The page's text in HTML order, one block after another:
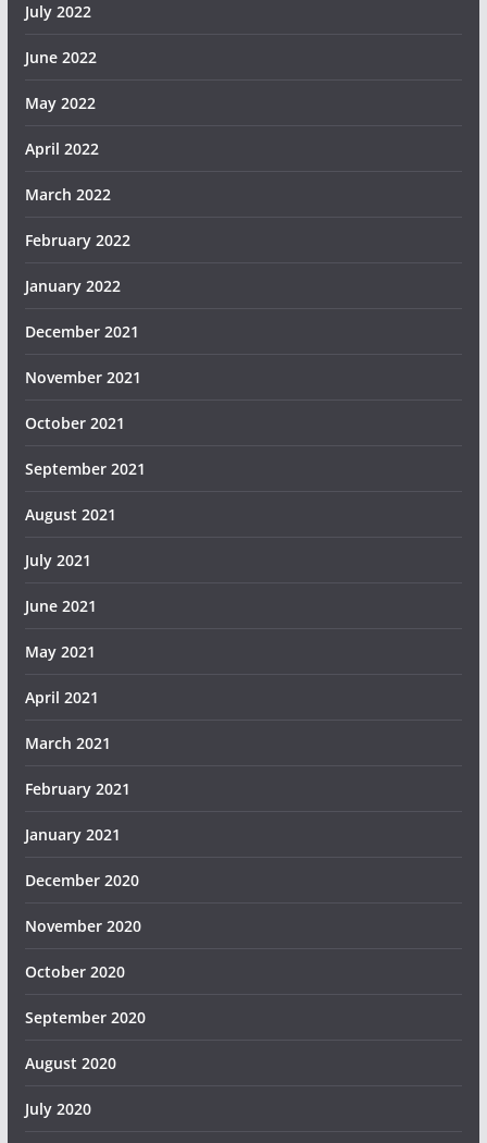
July 2022
June 2022
May 2022
April 2022
March 2022
February 2022
January 2022
December 2021
November 2021
October 2021
September 2021
August 2021
July 2021
June 2021
May 2021
April 2021
March 2021
February 2021
January 2021
December 2020
November 2020
October 2020
September 2020
August 2020
July 2020